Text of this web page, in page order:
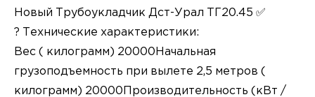
Новый Трубоукладчик Дст-Урал ТГ20.45 ✅
? Технические характеристики:
Вес ( килограмм) 20000Начальная
грузоподъемность при вылете 2,5 метров (
килограмм) 20000Производительность (кВт /